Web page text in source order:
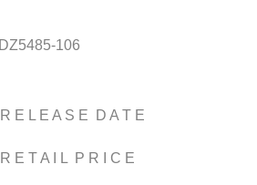
DZ5485-106
R E L E A S E D A T E
R E T A I L P R I C E